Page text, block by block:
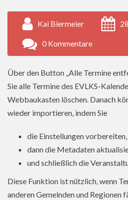
Kai Biermeier
0 Kommentare
Über den Button „Alle Termine
Sie alle Termine des EVLKS-
Webbaukasten löschen. Danach
wieder importieren, indem Sie
die Einstellungen vorbereiten,
dann die Metadaten
und schließlich die
Diese Funktion ist nützlich, wenn
anderen Gemeinden und Regionen